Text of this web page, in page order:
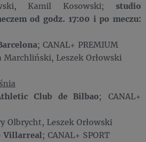
Kamil Kosowski; studio
od godz. 17:00 i po meczu:
; CANAL+ PREMIUM
Leszek Orłowski
Club de Bilbao; CANAL+
Olbrycht, Leszek Orłowski
Villarreal; CANAL+ SPORT